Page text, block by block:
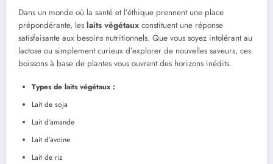
Dans un monde où la santé et l’éthique prennent une place
prépondérante, les laits végétaux constituent une réponse
satisfaisante aux besoins nutritionnels. Que vous soyez intolérant au
lactose ou simplement curieux d’explorer de nouvelles saveurs, ces
boissons à base de plantes vous ouvrent des horizons inédits.
Types de laits végétaux :
Lait de soja
Lait d’amande
Lait d’avoine
Lait de riz